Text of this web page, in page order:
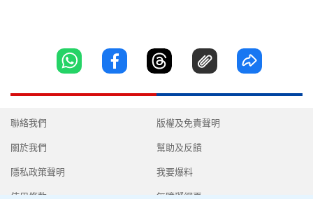
聯絡我們
關於我們
隱私政策聲明
使用條款
版權及免責聲明
幫助及反饋
我要爆料
無障礙網頁